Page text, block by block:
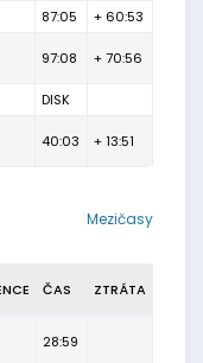
87:05 + 60:53
97:08 + 70:56
DISK
40:03 + 13:51
Mezičasy
ČAS ZTRÁTA
28:59